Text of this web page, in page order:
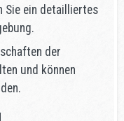
Sie ein detailliertes
der
und können